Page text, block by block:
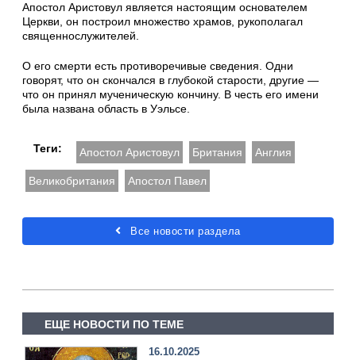
Апостол Аристовул является настоящим основателем
Церкви, он построил множество храмов, рукополагал
священнослужителей.
О его смерти есть противоречивые сведения. Одни
говорят, что он скончался в глубокой старости, другие —
что он принял мученическую кончину. В честь его имени
была названа область в Уэльсе.
Теги: Апостол Аристовул Британия Англия
Великобритания Апостол Павел
Все новости раздела
ЕЩЕ НОВОСТИ ПО ТЕМЕ
16.10.2025